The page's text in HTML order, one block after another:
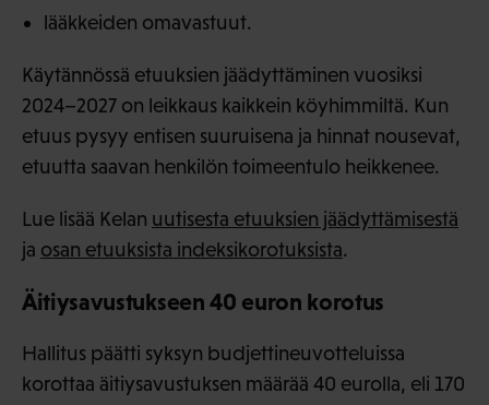
lääkkeiden omavastuut.
Käytännössä etuuksien jäädyttäminen vuosiksi
2024–2027 on leikkaus kaikkein köyhimmiltä. Kun
etuus pysyy entisen suuruisena ja hinnat nousevat,
etuutta saavan henkilön toimeentulo heikkenee.
Lue lisää Kelan uutisesta etuuksien jäädyttämisestä
ja osan etuuksista indeksikorotuksista.
Äitiysavustukseen 40 euron korotus
Hallitus päätti syksyn budjettineuvotteluissa
korottaa äitiysavustuksen määrää 40 eurolla, eli 170